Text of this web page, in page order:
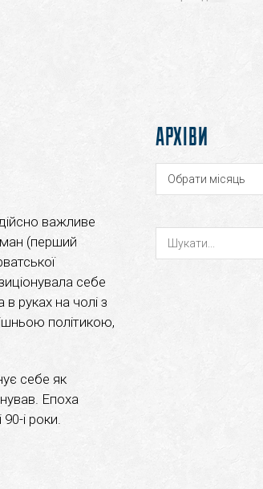
важливе
(перший
себе
в руках на чолі з
політикою,
себе як
Епоха
і роки.
АРХІВИ
Архіви
Обрати місяць